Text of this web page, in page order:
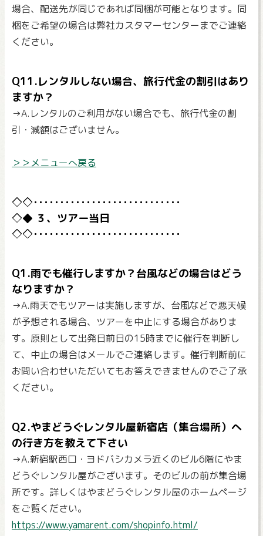
場合、配送先が同じであれば同梱が可能となります。同
梱をご希望の場合は弊社カスタマーセンターまでご連絡
ください。
Q11.レンタルしない場合、旅行代金の割引はあり
ますか？
→A.レンタルのご利用がない場合でも、旅行代金の割
引・減額はございません。
＞＞メニューへ戻る
３、ツアー当日
Q1.雨でも催行しますか？台風などの場合はどう
なりますか？
→A.雨天でもツアーは実施しますが、台風などで悪天候
が予想される場合、ツアーを中止にする場合がありま
す。原則として出発日前日の15時までに催行を判断し
て、中止の場合はメールでご連絡します。催行判断前に
お問い合わせいただいてもお答えできませんのでご了承
ください。
Q2.やまどうぐレンタル屋新宿店（集合場所）へ
の行き方を教えて下さい
→A.新宿駅西口・ヨドバシカメラ近くのビル6階にやま
どうぐレンタル屋がございます。そのビルの前が集合場
所です。詳しくはやまどうぐレンタル屋のホームページ
をご覧ください。
https://www.yamarent.com/shopinfo.html/